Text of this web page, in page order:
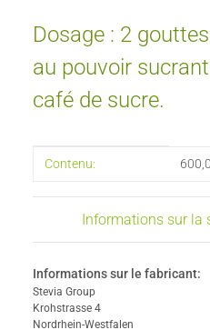
Dosage : 2
au pouvoir
café de sucre.
#productDetails.itemValue#
Contenu:
Informations sur la
Informations sur le fabricant:
Stevia Group
Krohstrasse 4
Nordrhein-Westfalen